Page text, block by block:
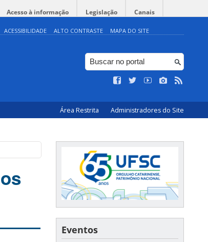
Acesso à informação Legislação Canais
ACESSIBILIDADE ALTO CONTRASTE MAPA DO SITE
Área Restrita Administradores do Site
Eventos